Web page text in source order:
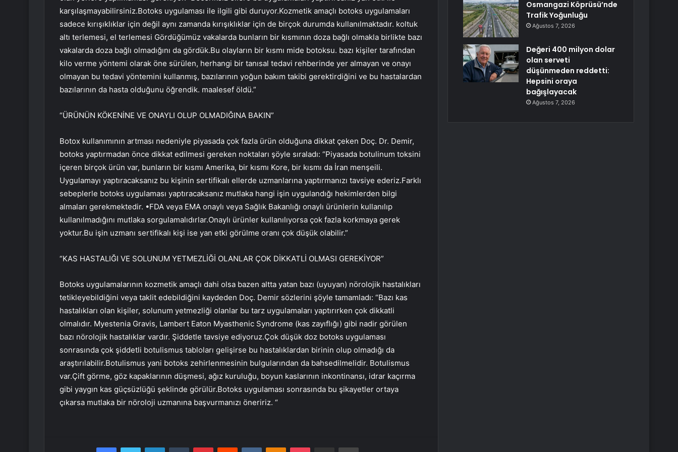
karşılaşmayabilirsiniz.Botoks uygulaması ile ilgili gibi duruyor.Kozmetik amaçlı botoks uygulamaları
sadece kırışıklıklar için değil aynı zamanda kırışıklıklar için de birçok durumda kullanılmaktadır. koltuk
altı terlemesi, el terlemesi Gördüğümüz vakalarda bunların bir kısmının doza bağlı olmakla birlikte bazı
vakalarda doza bağlı olmadığını da gördük.Bu olayların bir kısmı mide botoksu. bazı kişiler tarafından
kilo verme yöntemi olarak öne sürülen, herhangi bir tanısal tedavi rehberinde yer almayan ve onayı
olmayan bu tedavi yöntemini kullanmış, bazılarının yoğun bakım takibi gerektirdiğini ve bu hastalardan
bazılarının da hasta olduğunu öğrendik. maalesef öldü.”
“ÜRÜNÜN KÖKENİNE VE ONAYLI OLUP OLMADIĞINA BAKIN”
Botox kullanımının artması nedeniyle piyasada çok fazla ürün olduğuna dikkat çeken Doç. Dr. Demir,
botoks yaptırmadan önce dikkat edilmesi gereken noktaları şöyle sıraladı: “Piyasada botulinum toksini
içeren birçok ürün var, bunların bir kısmı Amerika, bir kısmı Kore, bir kısmı da İran menşeili.
Uygulamayı yaptıracaksanız bu kişinin sertifikalı ellerde uzmanlarına yaptırmanızı tavsiye ederiz.Farklı
sebeplerle botoks uygulaması yaptıracaksanız mutlaka hangi işin uygulandığı hekimlerden bilgi
almaları gerekmektedir. •FDA veya EMA onaylı veya Sağlık Bakanlığı onaylı ürünlerin kullanılıp
kullanılmadığını mutlaka sorgulamalıdırlar.Onaylı ürünler kullanılıyorsa çok fazla korkmaya gerek
yoktur.Bu işin uzmanı sertifikalı kişi ise yan etki görülme oranı çok düşük olabilir.”
“KAS HASTALIĞI VE SOLUNUM YETMEZLİĞİ OLANLAR ÇOK DİKKATLİ OLMASI GEREKİYOR”
Botoks uygulamalarının kozmetik amaçlı dahi olsa bazen altta yatan bazı (uyuyan) nörolojik hastalıkları
tetikleyebildiğini veya taklit edebildiğini kaydeden Doç. Demir sözlerini şöyle tamamladı: “Bazı kas
hastalıkları olan kişiler, solunum yetmezliği olanlar bu tarz uygulamaları yaptırırken çok dikkatli
olmalıdır. Myestenia Gravis, Lambert Eaton Myasthenic Syndrome (kas zayıflığı) gibi nadir görülen
bazı nörolojik hastalıklar vardır. Şiddetle tavsiye ediyoruz.Çok düşük doz botoks uygulaması
sonrasında çok şiddetli botulismus tabloları gelişirse bu hastalıklardan birinin olup olmadığı da
araştırılabilir.Botulismus yani botoks zehirlenmesinin bulgularından da bahsedilmelidir. Botulismus
var.Çift görme, göz kapaklarının düşmesi, ağız kuruluğu, boyun kaslarının inkontinansı, idrar kaçırma
gibi yaygın kas güçsüzlüğü şeklinde görülür.Botoks uygulaması sonrasında bu şikayetler ortaya
çıkarsa mutlaka bir nöroloji uzmanına başvurmanızı öneririz. “
FacebookTwitter LinkedInTumblr PinterestReddit VKontakteOdnoklassniki
Pocket E-Posta ile paylaş Yazdır
Osmangazi Köprüsü’nde
Trafik Yoğunluğu
Ağustos 7, 2026
Değeri 400 milyon dolar
olan serveti
düşünmeden reddetti:
Hepsini oraya
bağışlayacak
Ağustos 7, 2026